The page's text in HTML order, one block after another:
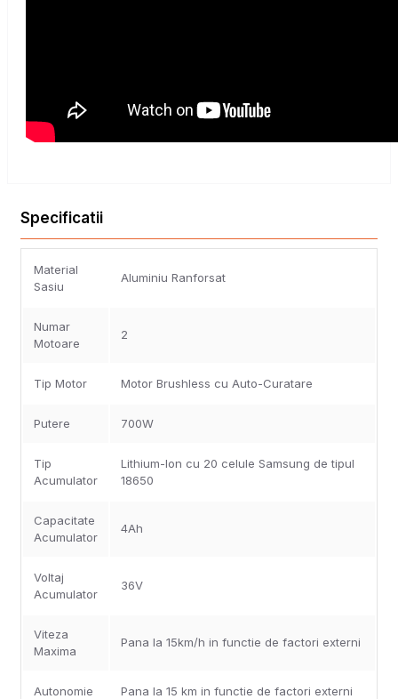
Specificatii
Material
Sasiu
Aluminiu Ranforsat
Numar
Motoare
2
Tip Motor Motor Brushless cu Auto-Curatare
Putere 700W
Tip
Acumulator
Lithium-Ion cu 20 celule Samsung de tipul
18650
Capacitate
Acumulator
4Ah
Voltaj
Acumulator
36V
Viteza
Maxima
Pana la 15km/h in functie de factori externi
Autonomie Pana la 15 km in functie de factori externi